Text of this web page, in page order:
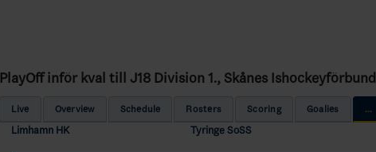
PlayOff inför kval till J18 Division 1., Skånes Ishockeyförbund
Live Overview Schedule Rosters Scoring Goalies ...
Limhamn HK Tyringe SoSS